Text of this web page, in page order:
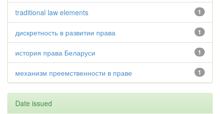
1
traditional law elements
1
дискретность в развитии права
1
история права Беларуси
1
механизм преемственности в праве
Date issued